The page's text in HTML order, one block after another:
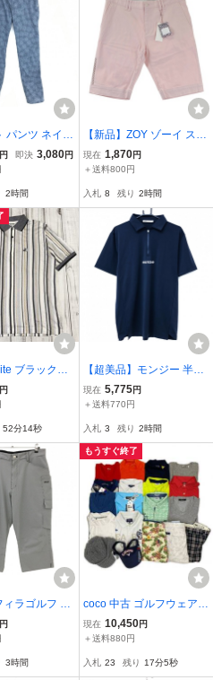
パンツ ネイビ
ク柄 バック
46(M) ゴルフ
即決 3,080円
2時間
【新品】ZOY ゾーイ スト
レッチ ハーフパンツ ピン
ク系 88 [240101606132]
現在 1,870円
＋送料800円
入札 8 残り 2時間
ブラックア
半袖 ポロシ
イプ柄 ロゴ刺
52分13秒
【超美品】モンジー 半袖
ポロシャツ ダークネイビ
ー系 ハーフジップ ナイロ
フウェア monzee
現在 5,775円
＋送料770円
入札 3 残り 2時間
ィラゴルフ 半
白×黒 千鳥格
複数 ストレッ
3時間
もうすぐ終了
coco 中古 ゴルフウェア
ブランド色々 まとめ売り
20点 メンズ おまとめ品 L
現在 10,450円
＋送料880円
入札 23 残り 17分4秒